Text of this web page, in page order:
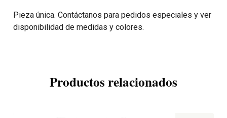
Pieza única. Contáctanos para pedidos especiales y ver
disponibilidad de medidas y colores.
Productos relacionados